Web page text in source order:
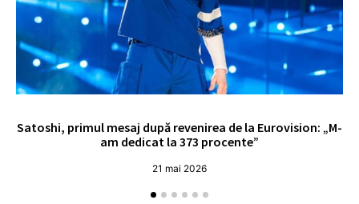
Satoshi, primul mesaj după revenirea de la Eurovision: „M-
am dedicat la 373 procente”
21 mai 2026